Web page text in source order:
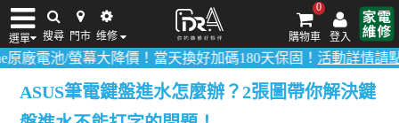
選單 搜尋 門市 维修 登入
0
購物車
iPhone維修/價格 筆電維修/價格 Android手機維修/價格 MacBook維修/價
/螢幕大降價！當天換好加碼180天保固！活動詳情請點我！多
ASUS筆電鍵盤進水怎麼辦？2張圖帶你解決鍵